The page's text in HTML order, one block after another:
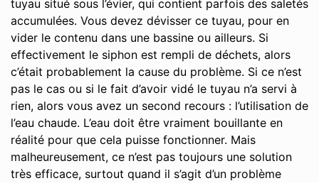
tuyau situé sous l’évier, qui contient parfois des saletés
accumulées. Vous devez dévisser ce tuyau, pour en
vider le contenu dans une bassine ou ailleurs. Si
effectivement le siphon est rempli de déchets, alors
c’était probablement la cause du problème. Si ce n’est
pas le cas ou si le fait d’avoir vidé le tuyau n’a servi à
rien, alors vous avez un second recours : l’utilisation de
l’eau chaude. L’eau doit être vraiment bouillante en
réalité pour que cela puisse fonctionner. Mais
malheureusement, ce n’est pas toujours une solution
très efficace, surtout quand il s’agit d’un problème